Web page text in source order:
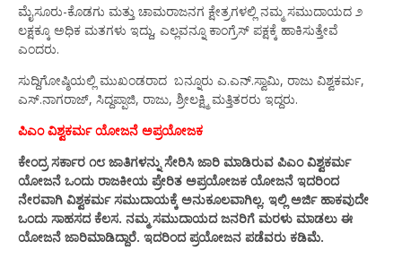
ಮೈಸೂರು-ಕೊಡಗು ಮತ್ತು ಚಾಮರಾಜನಗ ಕ್ಷೇತ್ರಗಳಲ್ಲಿ ನಮ್ಮ ಸಮುದಾಯದ ೨
ಲಕ್ಷಕ್ಕೂ ಅಧಿಕ ಮತಗಳು ಇದ್ದು, ಎಲ್ಲವನ್ನೂ ಕಾಂಗ್ರೆಸ್ ಪಕ್ಷಕ್ಕೆ ಹಾಕಿಸುತ್ತೇವೆ
ಎಂದರು.
ಸುದ್ದಿಗೋಷ್ಠಿಯಲ್ಲಿ ಮುಖಂಡರಾದ ಬನ್ನೂರು ಎ.ಎನ್.ಸ್ವಾಮಿ, ರಾಜು ವಿಶ್ವಕರ್ಮ,
ಎಸ್.ನಾಗರಾಜ್, ಸಿದ್ದಪ್ಪಾಜಿ, ರಾಜು, ಶ್ರೀಲಕ್ಷ್ಮಿ ಮತ್ತಿತರರು ಇದ್ದರು.
ಪಿಎಂ ವಿಶ್ವಕರ್ಮ ಯೋಜನೆ ಅಪ್ರಯೋಜಕ
ಕೇಂದ್ರ ಸರ್ಕಾರ ೧೮ ಜಾತಿಗಳನ್ನು ಸೇರಿಸಿ ಜಾರಿ ಮಾಡಿರುವ ಪಿಎಂ ವಿಶ್ವಕರ್ಮ
ಯೋಜನೆ ಒಂದು ರಾಜಕೀಯ ಪ್ರೇರಿತ ಅಪ್ರಯೋಜಕ ಯೋಜನೆ ಇದರಿಂದ
ನೇರವಾಗಿ ವಿಶ್ವಕರ್ಮ ಸಮುದಾಯಕ್ಕೆ ಅನುಕೂಲವಾಗಿಲ್ಲ. ಇಲ್ಲಿ ಅರ್ಜಿ ಹಾಕವುದೇ
ಒಂದು ಸಾಹಸದ ಕೆಲಸ. ನಮ್ಮ ಸಮುದಾಯದ ಜನರಿಗೆ ಮರಳು ಮಾಡಲು ಈ
ಯೋಜನೆ ಜಾರಿಮಾಡಿದ್ದಾರೆ. ಇದರಿಂದ ಪ್ರಯೋಜನ ಪಡೆವರು ಕಡಿಮೆ.